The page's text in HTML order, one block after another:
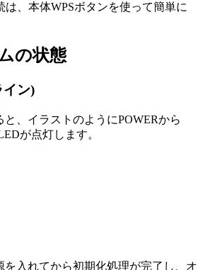
は、本体WPSボタンを使って簡単に
の状態
イン)
、イラストのようにPOWERから
が点灯します。
を入れてから初期化処理が完了し、オ